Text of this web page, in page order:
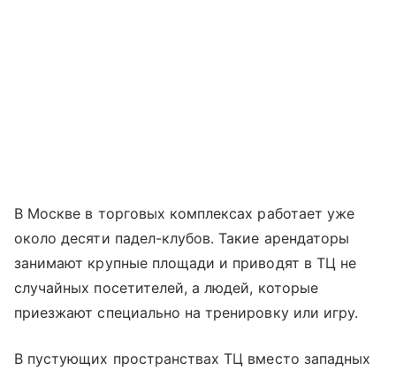
В Москве в торговых комплексах работает уже
около десяти падел-клубов. Такие арендаторы
занимают крупные площади и приводят в ТЦ не
случайных посетителей, а людей, которые
приезжают специально на тренировку или игру.
В пустующих пространствах ТЦ вместо западных